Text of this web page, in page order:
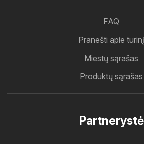
FAQ
Pranešti apie turinį
Miestų sąrašas
Produktų sąrašas
Partnerystė